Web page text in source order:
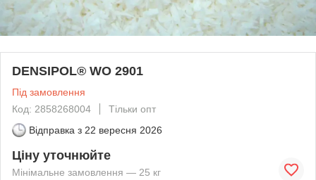
DENSIPOL® WO 2901
Під замовлення
Код: 2858268004
Тільки опт
Відправка з 22 вересня 2026
Ціну уточнюйте
Мінімальне замовлення — 25 кг